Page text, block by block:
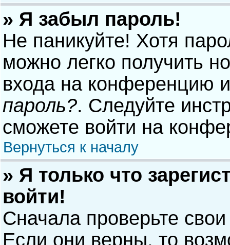
» Я забыл пароль!
Не паникуйте! Хотя
можно легко получить
входа на конференцию
пароль?. Следуйте
сможете войти на
Вернуться к началу
» Я только что
войти!
Сначала проверьте
Если они верны, то